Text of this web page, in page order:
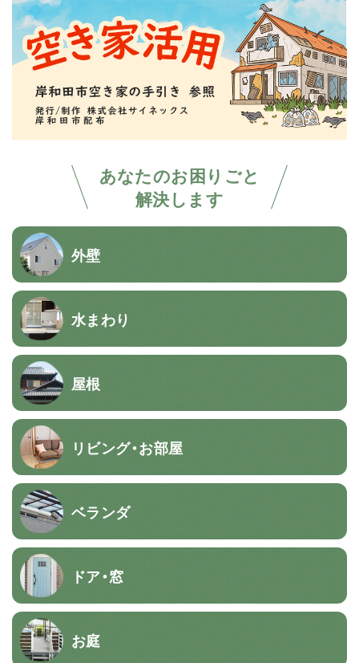
あなたのお困りごと
解決します
外壁
水まわり
屋根
リビング・お部屋
ベランダ
ドア・窓
お庭